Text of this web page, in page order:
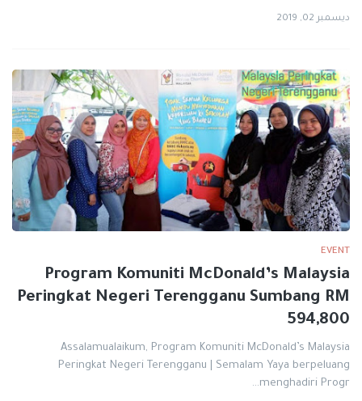
ديسمبر 02, 2019
EVENT
Program Komuniti McDonald’s Malaysia
Peringkat Negeri Terengganu Sumbang RM
594,800
Assalamualaikum, Program Komuniti McDonald’s Malaysia
Peringkat Negeri Terengganu | Semalam Yaya berpeluang
menghadiri Progr…